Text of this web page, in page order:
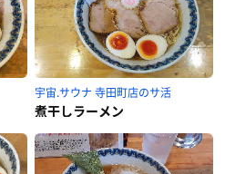
宇宙.サウナ 寺田町店のサ活
煮干しラーメン